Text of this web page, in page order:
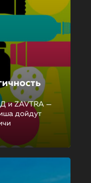
и ZAVTRA —
дойдут